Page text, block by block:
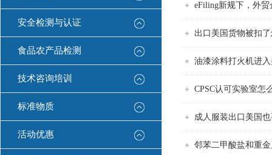
安全检测与认证
食品农产品检测
技术咨询培训
标准物质
活动优惠
eFiling新规下，外
出口美国货物被扣
油漆涂料打火机进
CPSC认可实验室怎
成人服装出口美国
邻苯二甲酸盐和重